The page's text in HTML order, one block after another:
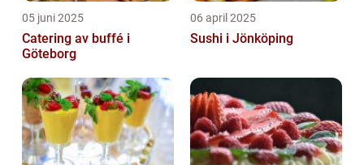
05 juni 2025
Catering av buffé i
Göteborg
06 april 2025
Sushi i Jönköping